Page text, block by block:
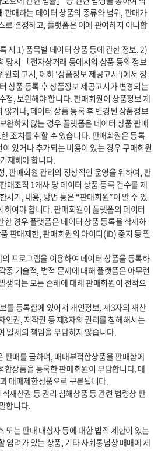
판매하는 데이터 상품의 종류와 범위, 판매가
로 결정하고, 플랫폼은 이에 관여하지 아니합
당시 「전자상거래 등에서의 상품 등의 정보
회 고시, 이하 ‘상품정보 제공고시’)에서 정
상품 등록 후 상품정보 제공고시가 변경되는
정, 보완해야 합니다. 판매회원이 상품정보 제
않거나, 데이터 상품 등록 후 변경된 상품정보
완하지 않는 경우 플랫폼은 데이터 상품 판매
조치를 취할 수 있습니다. 판매회원은 등록
있거나 추가되는 비용이 있는 경우 구매회원
재해야 합니다.
매조직 1개사 당 데이터 상품 등록 건수를 제
시기, 내용, 방법 등은 “판매회원”이 알 수 있
하여야 합니다. 판매회원이 플랫폼의 데이터
한 경우 플랫폼은 데이터 상품 등록을 삭제하
판매제한, 판매회원의 아이디(ID) 중지 등 필
종 기술적, 법적 문제에 대해 플랫폼은 아무런
생되는 모든 손해에 대해 판매회원이 전적으
인권, 저작권 등 제3자의 권리를 침해해서는
일체의 책임을 부담하지 않습니다.
합상품을 등록한 판매회원이 부담합니다. 매
매매제한상품으로 구분됩니다.
합니다.
염려가 있는 상품, 기타 사회통념상 매매에 제